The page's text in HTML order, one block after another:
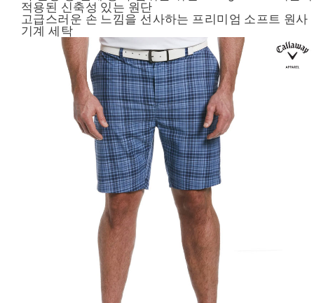
적용된 신축성 있는 원단
고급스러운 손 느낌을 선사하는 프리미엄 소프트 원사
기계 세탁